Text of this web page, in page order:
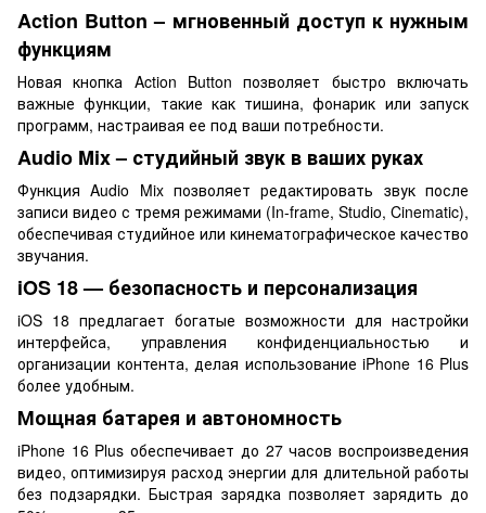
Action Button – мгновенный доступ к нужным
функциям
Новая кнопка Action Button позволяет быстро включать
важные функции, такие как тишина, фонарик или запуск
программ, настраивая ее под ваши потребности.
Audio Mix – студийный звук в ваших руках
Функция Audio Mix позволяет редактировать звук после
записи видео с тремя режимами (In-frame, Studio, Cinematic),
обеспечивая студийное или кинематографическое качество
звучания.
iOS 18 — безопасность и персонализация
iOS 18 предлагает богатые возможности для настройки
интерфейса, управления конфиденциальностью и
организации контента, делая использование iPhone 16 Plus
более удобным.
Мощная батарея и автономность
iPhone 16 Plus обеспечивает до 27 часов воспроизведения
видео, оптимизируя расход энергии для длительной работы
без подзарядки. Быстрая зарядка позволяет зарядить до